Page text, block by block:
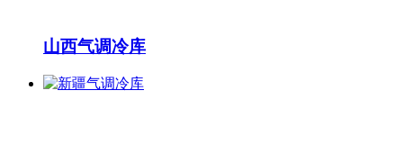
山西气调冷库